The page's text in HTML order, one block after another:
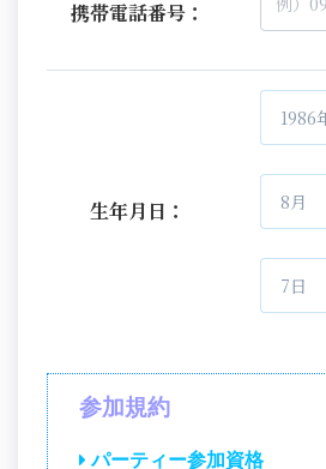
携帯電話番号：
生年月日：